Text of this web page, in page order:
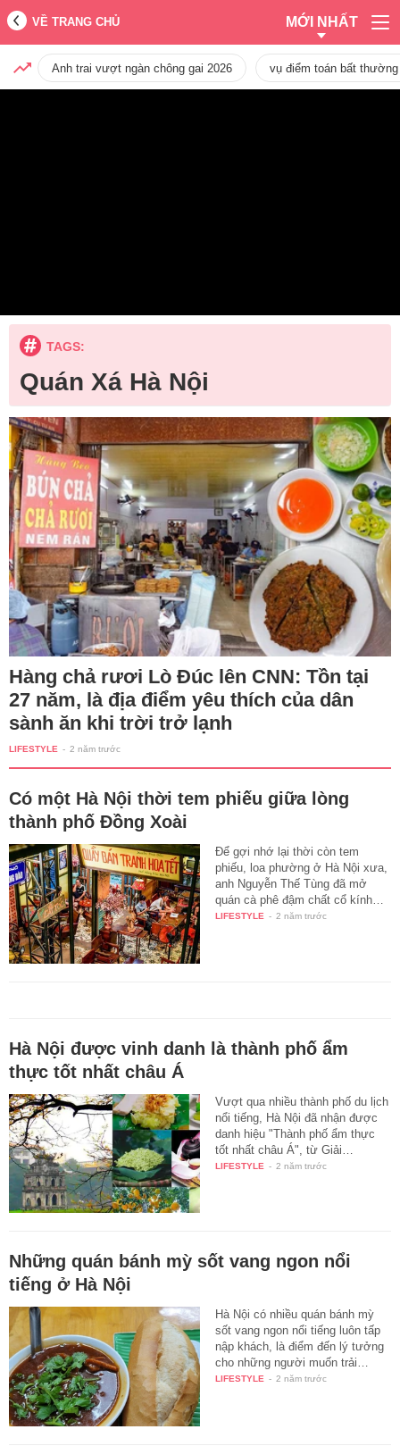
VỀ TRANG CHỦ MỚI NHẤT
Anh trai vượt ngàn chông gai 2026 vụ điểm toán bất
TAGS:
Quán Xá Hà Nội
Hàng chả rươi Lò Đúc lên CNN: Tồn tại
27 năm, là địa điểm yêu thích của dân
sành ăn khi trời trở lạnh
LIFESTYLE - 2 năm trước
Có một Hà Nội thời tem phiếu giữa lòng
thành phố Đồng Xoài
Để gợi nhớ lại thời còn tem
phiếu, loa phường ở Hà Nội xưa,
anh Nguyễn Thế Tùng đã mở
quán cà phê đậm chất cổ kính…
LIFESTYLE - 2 năm trước
Hà Nội được vinh danh là thành phố ẩm
thực tốt nhất châu Á
Vượt qua nhiều thành phố du lịch
nổi tiếng, Hà Nội đã nhận được
danh hiệu "Thành phố ẩm thực
tốt nhất châu Á", từ Giải…
LIFESTYLE - 2 năm trước
Những quán bánh mỳ sốt vang ngon nổi
tiếng ở Hà Nội
Hà Nội có nhiều quán bánh mỳ
sốt vang ngon nổi tiếng luôn tấp
nập khách, là điểm đến lý tưởng
cho những người muốn trải…
LIFESTYLE - 2 năm trước